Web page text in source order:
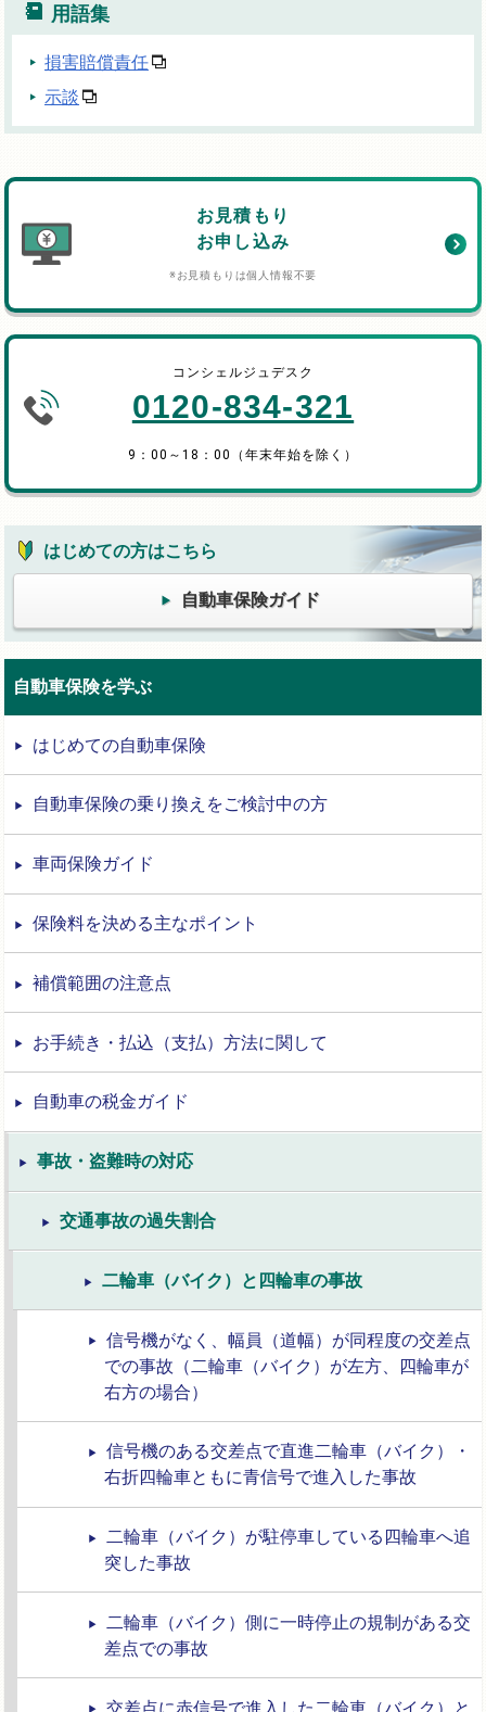
用語集
損害賠償責任
示談
お見積もり
お申し込み
※お見積もりは個人情報不要
コンシェルジュデスク
0120-834-321
9：00～18：00（年末年始を除く）
はじめての方はこちら
自動車保険ガイド
自動車保険を学ぶ
はじめての自動車保険
自動車保険の乗り換えをご検討中の方
車両保険ガイド
保険料を決める主なポイント
補償範囲の注意点
お手続き・払込（支払）方法に関して
自動車の税金ガイド
事故・盗難時の対応
交通事故の過失割合
二輪車（バイク）と四輪車の事故
信号機がなく、幅員（道幅）が同程度の交差点
での事故（二輪車（バイク）が左方、四輪車が
右方の場合）
信号機のある交差点で直進二輪車（バイク）・
右折四輪車ともに青信号で進入した事故
二輪車（バイク）が駐停車している四輪車へ追
突した事故
二輪車（バイク）側に一時停止の規制がある交
差点での事故
交差点に赤信号で進入した二輪車（バイク）と